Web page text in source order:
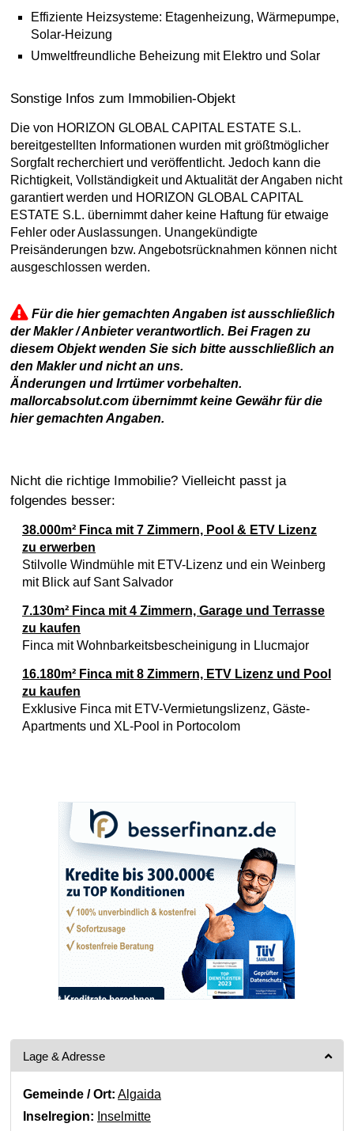
Effiziente Heizsysteme: Etagenheizung, Wärmepumpe,
Solar-Heizung
Umweltfreundliche Beheizung mit Elektro und Solar
Sonstige Infos zum Immobilien-Objekt
Die von HORIZON GLOBAL CAPITAL ESTATE S.L.
bereitgestellten Informationen wurden mit größtmöglicher
Sorgfalt recherchiert und veröffentlicht. Jedoch kann die
Richtigkeit, Vollständigkeit und Aktualität der Angaben nicht
garantiert werden und HORIZON GLOBAL CAPITAL
ESTATE S.L. übernimmt daher keine Haftung für etwaige
Fehler oder Auslassungen. Unangekündigte
Preisänderungen bzw. Angebotsrücknahmen können nicht
ausgeschlossen werden.
Für die hier gemachten Angaben ist ausschließlich
der Makler / Anbieter verantwortlich. Bei Fragen zu
diesem Objekt wenden Sie sich bitte ausschließlich an
den Makler und nicht an uns.
Änderungen und Irrtümer vorbehalten.
mallorcabsolut.com übernimmt keine Gewähr für die
hier gemachten Angaben.
Nicht die richtige Immobilie? Vielleicht passt ja
folgendes besser:
38.000m² Finca mit 7 Zimmern, Pool & ETV Lizenz
zu erwerben
Stilvolle Windmühle mit ETV-Lizenz und ein Weinberg
mit Blick auf Sant Salvador
7.130m² Finca mit 4 Zimmern, Garage und Terrasse
zu kaufen
Finca mit Wohnbarkeitsbescheinigung in Llucmajor
16.180m² Finca mit 8 Zimmern, ETV Lizenz und Pool
zu kaufen
Exklusive Finca mit ETV-Vermietungslizenz, Gäste-
Apartments und XL-Pool in Portocolom
Lage & Adresse
Gemeinde / Ort: Algaida
Inselregion: Inselmitte